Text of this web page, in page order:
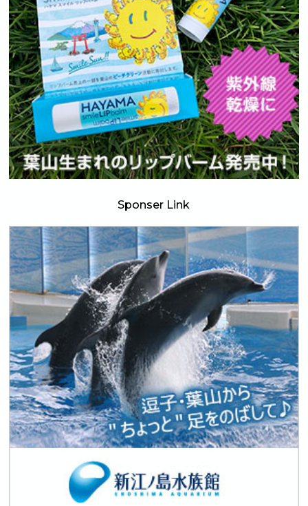
Sponser Link